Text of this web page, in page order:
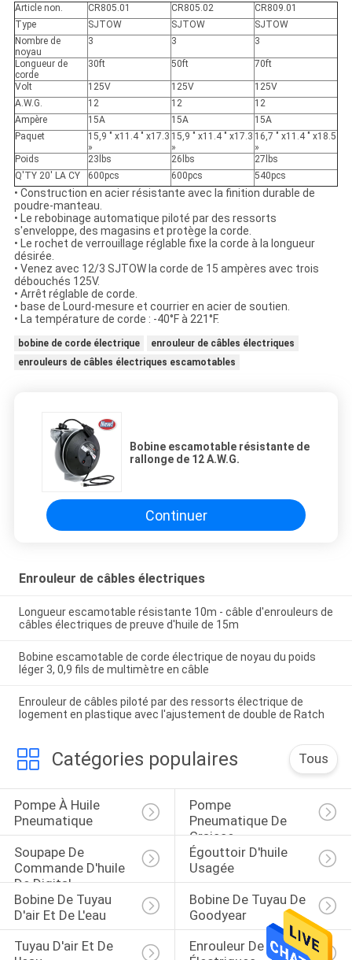
Article non. CR805.01 CR805.02
CR809.01
Type
SJTOW SJTOW
SJTOW
Nombre de
noyau
3 3 3
Longueur de
corde
30ft 50ft 70ft
Volt 125V 125V
125V
A.W.G.
12 12
12
Ampère
15A 15A
15A
Paquet
15,9 " x11.4 " x17.3
»
15,9 " x11.4 " x17.3
»
16,7 " x11.4 " x18.5
»
Poids
23lbs 26lbs
27lbs
Q'TY 20' LA CY
600pcs 600pcs 540pcs
• Construction en acier résistante avec la finition durable de
poudre-manteau.
• Le rebobinage automatique piloté par des ressorts
s'enveloppe, des magasins et protège la corde.
• Le rochet de verrouillage réglable fixe la corde à la longueur
désirée.
• Venez avec 12/3 SJTOW la corde de 15 ampères avec trois
débouchés 125V.
• Arrêt réglable de corde.
• base de Lourd-mesure et courrier en acier de soutien.
• La température de corde : -40°F à 221°F.
bobine de corde électrique
enrouleur de câbles électriques
enrouleurs de câbles électriques escamotables
Bobine escamotable résistante de
rallonge de 12 A.W.G.
Continuer
Enrouleur de câbles électriques
Longueur escamotable résistante 10m - câble d'enrouleurs de
câbles électriques de preuve d'huile de 15m
Bobine escamotable de corde électrique de noyau du poids
léger 3, 0,9 fils de multimètre en câble
Enrouleur de câbles piloté par des ressorts électrique de
logement en plastique avec l'ajustement de double de Ratch
Catégories populaires Tous
Pompe À Huile
Pneumatique
Pompe
Pneumatique De
Graisse
Soupape De
Commande D'huile
De Digital
Égouttoir D'huile
Usagée
Bobine De Tuyau
D'air Et De L'eau
Bobine De Tuyau De
Goodyear
Tuyau D'air Et De
Enrouleur De Câbles